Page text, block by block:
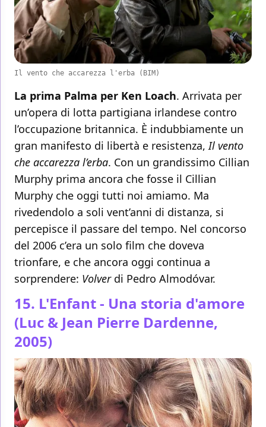
Il vento che accarezza l'erba (BIM)
La prima Palma per Ken Loach. Arrivata per
un’opera di lotta partigiana irlandese contro
l’occupazione britannica. È indubbiamente un
gran manifesto di libertà e resistenza, Il vento
che accarezza l’erba. Con un grandissimo Cillian
Murphy prima ancora che fosse il Cillian
Murphy che oggi tutti noi amiamo. Ma
rivedendolo a soli vent’anni di distanza, si
percepisce il passare del tempo. Nel concorso
del 2006 c’era un solo film che doveva
trionfare, e che ancora oggi continua a
sorprendere: Volverdi Pedro Almodóvar.
15. L'Enfant - Una storia d'amore
(Luc & Jean Pierre Dardenne,
2005)